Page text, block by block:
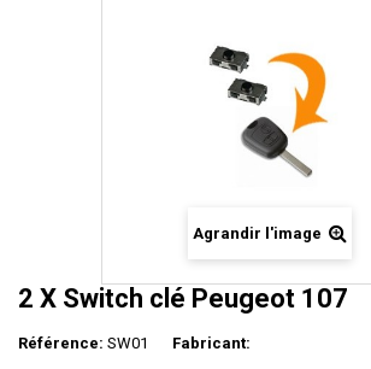
Agrandir l'image
2 X Switch clé Peugeot 107
Référence: SW01 Fabricant: